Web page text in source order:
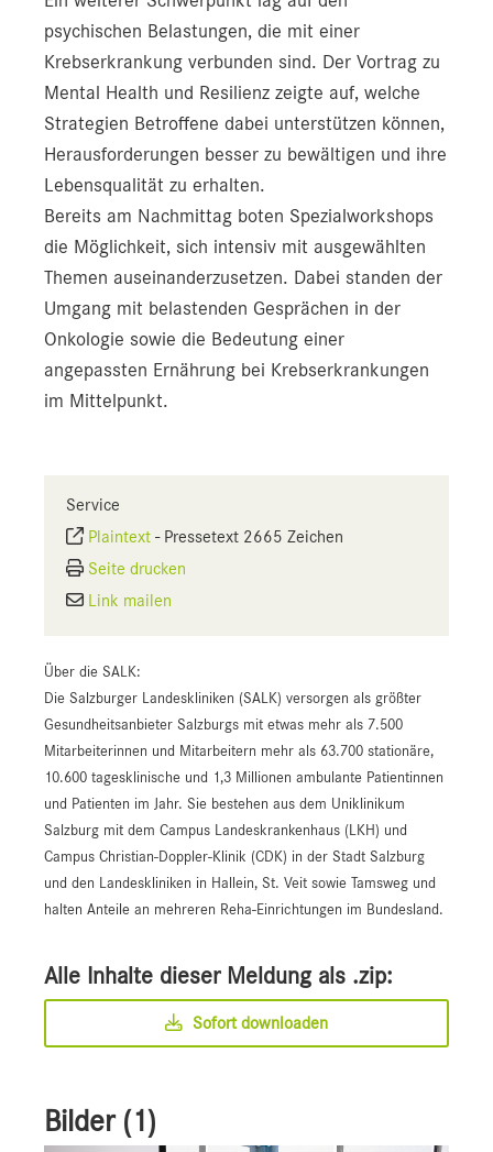
psychischen Belastungen, die mit einer
Krebserkrankung verbunden sind. Der Vortrag zu
Mental Health und Resilienz zeigte auf, welche
Strategien Betroffene dabei unterstützen können,
Herausforderungen besser zu bewältigen und ihre
Lebensqualität zu erhalten.
Bereits am Nachmittag boten Spezialworkshops
die Möglichkeit, sich intensiv mit ausgewählten
Themen auseinanderzusetzen. Dabei standen der
Umgang mit belastenden Gesprächen in der
Onkologie sowie die Bedeutung einer
angepassten Ernährung bei Krebserkrankungen
im Mittelpunkt.
Service
Plaintext - Pressetext 2665 Zeichen
Seite drucken
Link mailen
Über die SALK:
Die Salzburger Landeskliniken (SALK) versorgen als größter
Gesundheitsanbieter Salzburgs mit etwas mehr als 7.500
Mitarbeiterinnen und Mitarbeitern mehr als 63.700 stationäre,
10.600 tagesklinische und 1,3 Millionen ambulante Patientinnen
und Patienten im Jahr. Sie bestehen aus dem Uniklinikum
Salzburg mit dem Campus Landeskrankenhaus (LKH) und
Campus Christian-Doppler-Klinik (CDK) in der Stadt Salzburg
und den Landeskliniken in Hallein, St. Veit sowie Tamsweg und
halten Anteile an mehreren Reha-Einrichtungen im Bundesland.
Alle Inhalte dieser Meldung als .zip:
Sofort downloaden
Bilder (1)